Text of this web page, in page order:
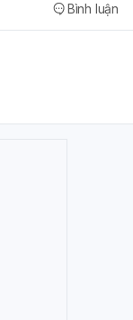
Bình luận